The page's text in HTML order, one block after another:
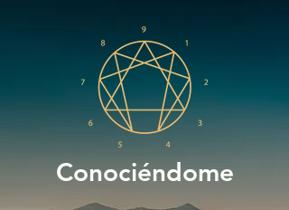
Conociéndome